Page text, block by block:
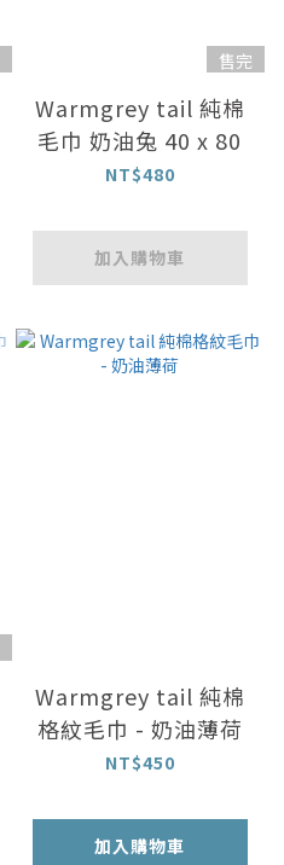
售完
Warmgrey tail 純棉
毛巾 奶油兔 40 x 80
NT$480
加入購物車
Warmgrey tail 純棉
格紋毛巾 - 奶油薄荷
NT$450
加入購物車